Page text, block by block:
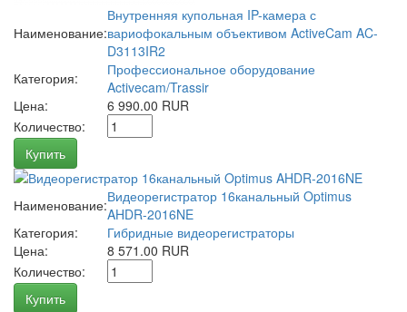
Наименование:
Внутренняя купольная IP-камера с
вариофокальным объективом ActiveCam AC-
D3113IR2
Категория:
Профессиональное оборудование
Activecam/Trassir
Цена:
6 990.00 RUR
Количество:
Купить
Наименование:Видеорегистратор 16канальный Optimus
AHDR-2016NE
Категория:
Гибридные видеорегистраторы
Цена:
8 571.00 RUR
Количество:
Купить